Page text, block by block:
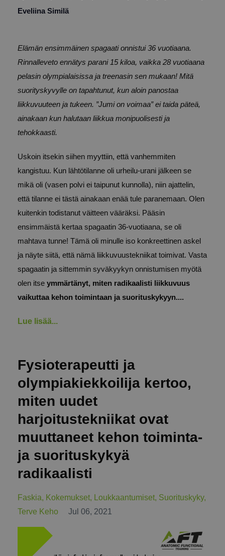
Eveliina Similä
Elämän ensimmäinen spagaati onnistui 36 vuotiaana.
Rinnalleveto ennätys parani 15 kiloa, vaikka 28 vuotiaana
pelasin olympialaisissa ja treenasin sen mukaan! Mitä
suorityskyvylle on tapahtunut, kun aloin panostaa
liikkuvuuteen ja tukeen. ”Jumi on voimaa” ei taida päteä,
ainakaan kun halutaan liikkua monipuolisesti ja
tehokkaasti.
Uskoin itsekin siihen myyttiin, että vanhemmiten
kangistuu. Kun lähtötilanne oli urheilu-urani jälkeen se
mikä oli (vasen polvi ei taipunut kunnolla), niin ajattelin,
että tilanne ei tästä ainakaan enää tule paranemaan. Olen
kuitenkin todistanut väitteen vääräksi. Pääsin
ensimmäistä kertaa spagaatin 36-vuotiaana, se oli
mahtava tunne! Tämä oli minulle iso konkreettinen askel
ja näyte siitä, että nämä liikkuvuustekniikat toimivat. Vasta
spagaatin ja sittemmin syväkyykyn onnistumisen myötä
olen itse ymmärtänyt, miten radikaalisti liikkuvuus
vaikuttaa kehon toimintaan ja suorituskykyyn....
Lue lisää...
Fysioterapeutti ja
olympiakiekkoilija kertoo,
miten uudet
harjoitustekniikat ovat
muuttaneet kehon toiminta-
ja suorituskykyä
radikaalisti
Faskia Kokemukset Loukkaantumiset Suorituskyky
Terve Keho
Jul 06, 2021